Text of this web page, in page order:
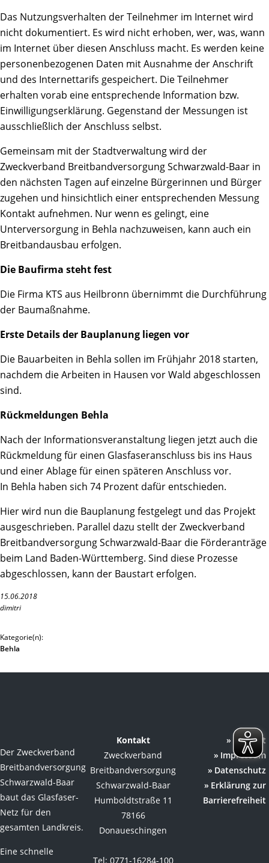
Das Nutzungsverhalten der Teilnehmer im Internet wird
nicht dokumentiert. Es wird nicht erhoben, wer, was, wann
im Internet über diesen Anschluss macht. Es werden keine
personenbezogenen Daten mit Ausnahme der Anschrift
und des Internettarifs gespeichert. Die Teilnehmer
erhalten vorab eine entsprechende Information bzw.
Einwilligungserklärung. Gegenstand der Messungen ist
ausschließlich der Anschluss selbst.
Gemeinsam mit der Stadtverwaltung wird der
Zweckverband Breitbandversorgung Schwarzwald-Baar in
den nächsten Tagen auf einzelne Bürgerinnen und Bürger
zugehen und hinsichtlich einer entsprechenden Messung
Kontakt aufnehmen. Nur wenn es gelingt, eine
Unterversorgung in Behla nachzuweisen, kann auch ein
Breitbandausbau erfolgen.
Die Baufirma steht fest
Die Firma KTS aus Heilbronn übernimmt die Durchführung
der Baumaßnahme.
Erste Details der Bauplanung liegen vor
Die Bauarbeiten in Behla sollen im Frühjahr 2018 starten,
nachdem die Arbeiten in Hausen vor Wald abgeschlossen
sind.
Rückmeldungen Behla
Nach der Informationsveranstaltung liegen jetzt auch die
Rückmeldung für einen Glasfaseranschluss bis ins Haus
und einer Ablage für einen späteren Anschluss vor.
In Behla haben sich 74 Prozent dafür entschieden.
Hier wird nun die Bauplanung festgelegt und das Projekt
ausgeschrieben. Parallel dazu stellt der Zweckverband
Breitbandversorgung Schwarzwald-Baar die Förderanträge
beim Land Baden-Württemberg. Sind diese Prozesse
abgeschlossen, kann der Baustart erfolgen.
15.06.2018
dimitri
Kategorie(n):
Behla
Der Zweckverband
Breitbandversorgung
Schwarzwald-Baar
baut das Glasfaser-
Netz für den
gesamten Landkreis.
Eine schnelle
Kontakt
Zweckverband
Breitbandversorgung
Schwarzwald-Baar
Humboldtstraße 11
78166
Donaueschingen
Tel: 0771-16284-100
Kontakt
Impressum
Datenschutz
Erklärung zur
Barrierefreiheit